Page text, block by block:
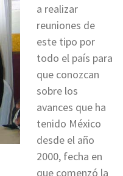
a realizar
reuniones de
este tipo por
todo el país para
que conozcan
sobre los
avances que ha
tenido México
desde el año
2000, fecha en
que comenzó la